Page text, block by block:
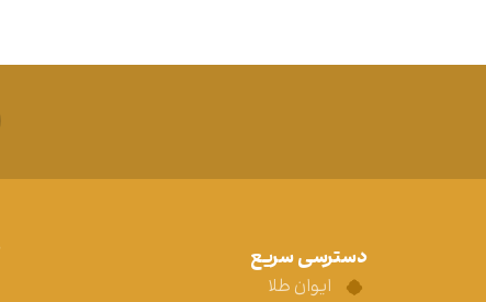
دسترسی سریع
ایوان طلا